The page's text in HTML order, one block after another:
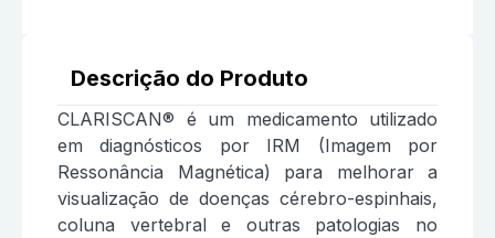
Descrição do Produto
CLARISCAN® é um medicamento utilizado
em diagnósticos por IRM (Imagem por
Ressonância Magnética) para melhorar a
visualização de doenças cérebro-espinhais,
coluna vertebral e outras patologias no